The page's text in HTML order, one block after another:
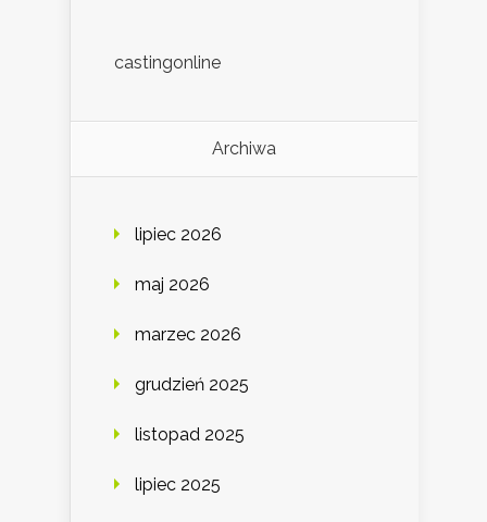
castingonline
Archiwa
lipiec 2026
maj 2026
marzec 2026
grudzień 2025
listopad 2025
lipiec 2025